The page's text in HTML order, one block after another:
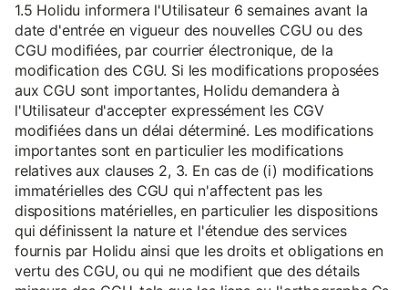
1.5 Holidu informera l'Utilisateur 6 semaines avant la
date d'entrée en vigueur des nouvelles CGU ou des
CGU modifiées, par courrier électronique, de la
modification des CGU. Si les modifications proposées
aux CGU sont importantes, Holidu demandera à
l'Utilisateur d'accepter expressément les CGV
modifiées dans un délai déterminé. Les modifications
importantes sont en particulier les modifications
relatives aux clauses 2, 3. En cas de (i) modifications
immatérielles des CGU qui n'affectent pas les
dispositions matérielles, en particulier les dispositions
qui définissent la nature et l'étendue des services
fournis par Holidu ainsi que les droits et obligations en
vertu des CGU, ou qui ne modifient que des détails